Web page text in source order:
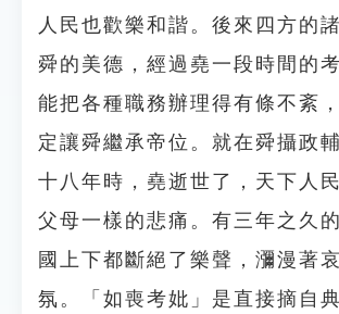
人民也歡樂和諧。後來四方的
舜的美德，經過堯一段時間的
能把各種職務辦理得有條不紊
定讓舜繼承帝位。就在舜攝政
十八年時，堯逝世了，天下人
父母一樣的悲痛。有三年之久
國上下都斷絕了樂聲，瀰漫著
氛。「如喪考妣」是直接摘自